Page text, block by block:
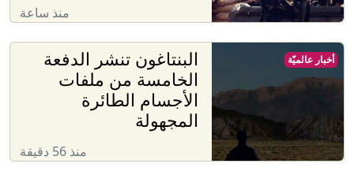
منذ ساعة
البنتاغون تنشر الدفعة
الخامسة من ملفات
الأجسام الطائرة
المجهولة
منذ 56 دقيقة
أخبار عالميّة